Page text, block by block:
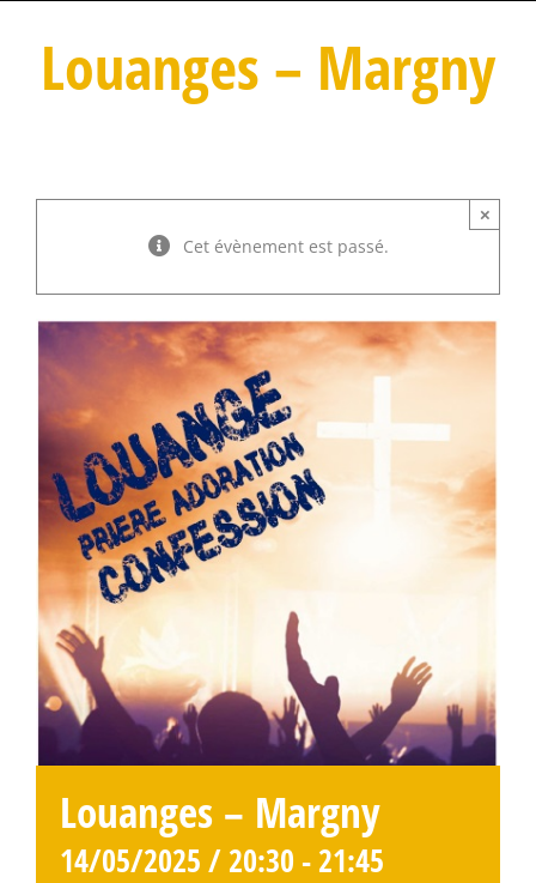
Louanges – Margny
Cet évènement est passé.
×
Louanges – Margny
14/05/2025 / 20:30 -21:45